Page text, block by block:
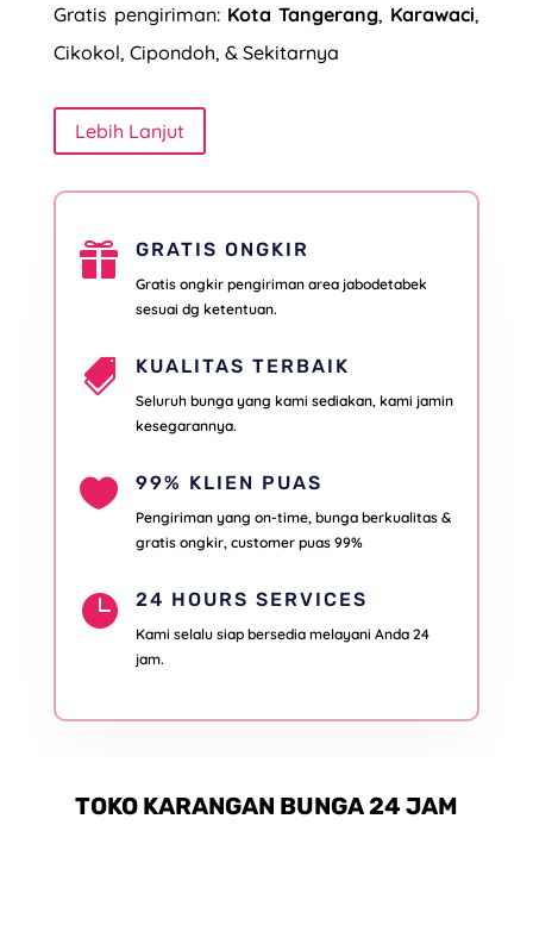
Gratis pengiriman: Kota Tangerang, Karawaci,
Cikokol, Cipondoh, & Sekitarnya
Lebih Lanjut
 GRATIS ONGKIR
Gratis ongkir pengiriman area jabodetabek
sesuai dg ketentuan.
 KUALITAS TERBAIK
Seluruh bunga yang kami sediakan, kami jamin
kesegarannya.
 99% KLIEN PUAS
Pengiriman yang on-time, bunga berkualitas &
gratis ongkir, customer puas 99%
 24 HOURS SERVICES
Kami selalu siap bersedia melayani Anda 24
jam.
TOKO KARANGAN BUNGA 24 JAM